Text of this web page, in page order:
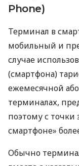
Phone)
Терминал в
мобильный и
случае
(смартфона)
ежемесячной
терминалах,
поэтому с точки
смартфоне»
Обычно